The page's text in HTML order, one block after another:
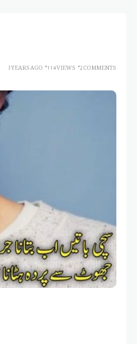
3 YEARS AGO 114 VIEWS 2 COMMENTS